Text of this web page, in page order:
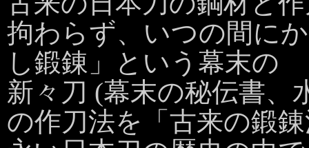
拘わらず、いつの間に
し鍛錬」という幕末の
新々刀 (幕末の秘伝書、
の作刀法を「古来の鍛